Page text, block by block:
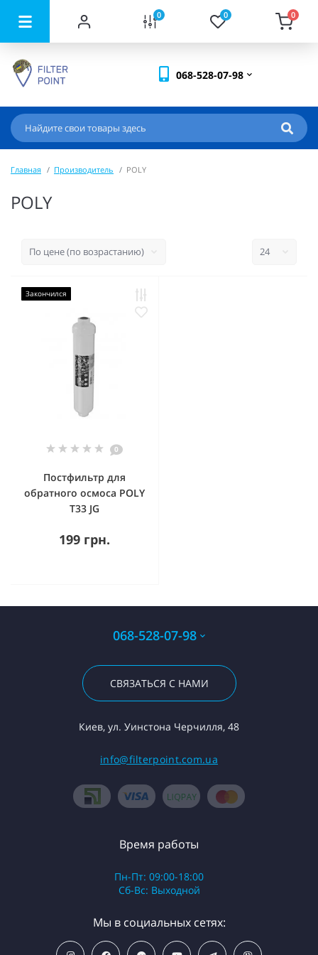
0 0 0
068-528-07-98
Главная Производитель POLY
POLY
Закончился
0
Постфильтр для
обратного осмоса POLY
T33 JG
199 грн.
068-528-07-98
СВЯЗАТЬСЯ С НАМИ
Киев, ул. Уинстона Черчилля, 48
info@filterpoint.com.ua
Время работы
Пн-Пт: 09:00-18:00
Сб-Вс: Выходной
Мы в социальных сетях: